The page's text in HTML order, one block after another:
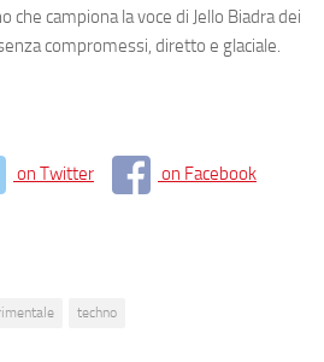
che campiona la voce di Jello Biadra dei
compromessi, diretto e glaciale.
on Twitter on Facebook
techno